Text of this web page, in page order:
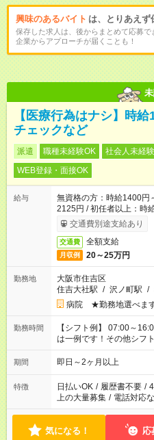
興味のあるバイト は、とりあえず
保存した求人は、後からまとめて応募で
企業からアプローチが届くことも！
【医療行為はナシ】時
チェックなど
派遣 職種未経験OK 社会人未経
WEB登録・面接OK
給与
無資格の方：時給1400円
2125円 / 初任者以上：時
交通費別途支給あり
交通費 全額支給
月収例 20～25万円
勤務地
大阪市住吉区
住吉大社駅 / 沢ノ町駅 /
病院 ★勤務地選べま
勤務時間
【シフト例】 07:00～
は一例です！その他シフ
期間 即日～2ヶ月以上
特徴 日払いOK / 履歴書不要 /
上の大量募集 / 電話対応
気になる！ 応